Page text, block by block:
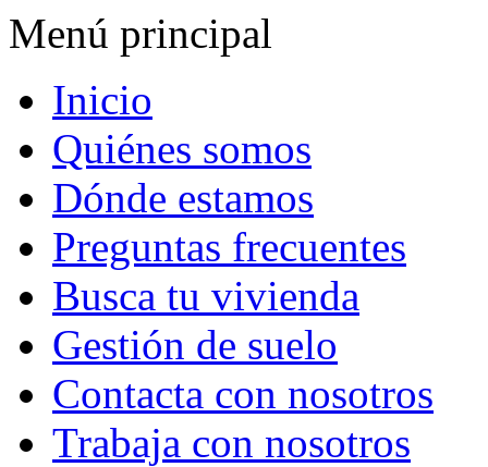
Menú principal
Inicio
Quiénes somos
Dónde estamos
Preguntas frecuentes
Busca tu vivienda
Gestión de suelo
Contacta con nosotros
Trabaja con nosotros